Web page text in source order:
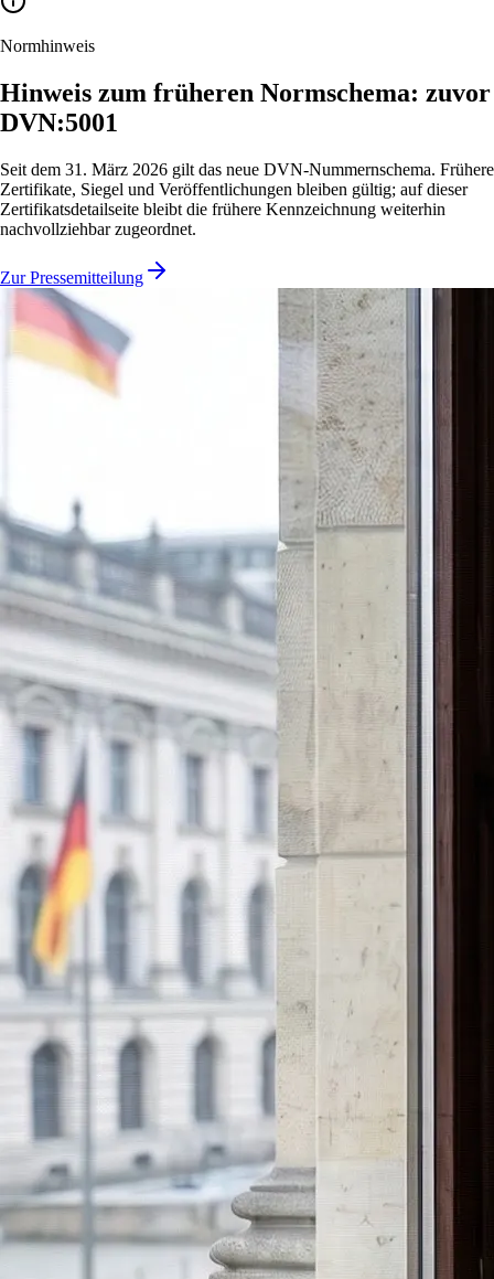
Normhinweis
Hinweis zum früheren Normschema: zuvor
DVN:5001
Seit dem 31. März 2026 gilt das neue DVN-Nummernschema. Frühere
Zertifikate, Siegel und Veröffentlichungen bleiben gültig; auf dieser
Zertifikatsdetailseite bleibt die frühere Kennzeichnung weiterhin
nachvollziehbar zugeordnet.
Zur Pressemitteilung